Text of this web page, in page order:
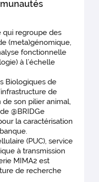
qui regroupe des
(meta)génomique,
fonctionnelle
à l’échelle
Biologiques de
de
de son pilier animal,
@BRIDGe
la caractérisation
(PUC), service
à transmission
MIMA2 est
de recherche